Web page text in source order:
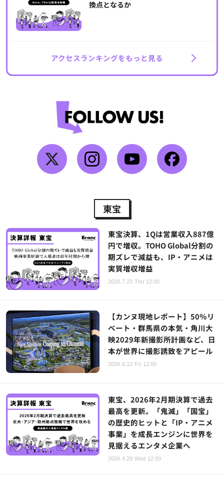
換点となるか
アクセスランキングをもっと見る
東宝
東宝決算、1Qは営業収入887億
円で増収。TOHO Global分割の
期ズレで減益も、IP・アニメは
実質増収増益
2026.7.23 Thu 12:00
【カンヌ現地レポート】50％リ
ベート・群馬県の本気・角川大
映2029年新撮影所計画など、日
本が世界に撮影誘致をアピール
2026.6.12 Fri 12:00
東宝、2026年2月期決算で過去
最高を更新。「鬼滅」「国宝」
の歴史的ヒットと「IP・アニメ
事業」を成長エンジンに世界を
見据えるエンタメ企業へ
2026.4.29 Wed 12:00